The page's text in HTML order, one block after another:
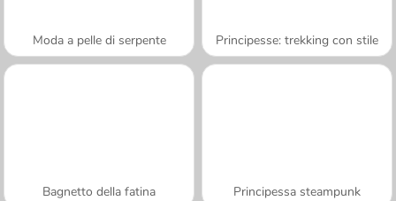
Moda a pelle di serpente Principesse: trekking con stile
Bagnetto della fatina Principessa steampunk